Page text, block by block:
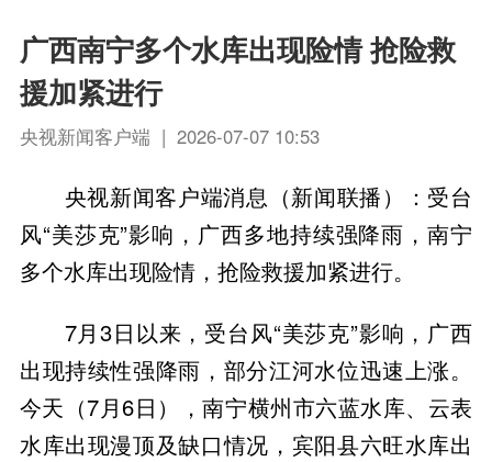
广西南宁多个水库出现险情 抢险救
援加紧进行
央视新闻客户端 | 2026-07-07 10:53
央视新闻客户端消息（新闻联播）：受台
风“美莎克”影响，广西多地持续强降雨，南宁
多个水库出现险情，抢险救援加紧进行。
7月3日以来，受台风“美莎克”影响，广西
出现持续性强降雨，部分江河水位迅速上涨。
今天（7月6日），南宁横州市六蓝水库、云表
水库出现漫顶及缺口情况，宾阳县六旺水库出